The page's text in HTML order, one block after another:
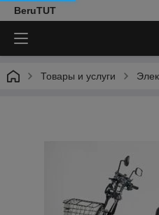
BeruTUT
Товары и услуги